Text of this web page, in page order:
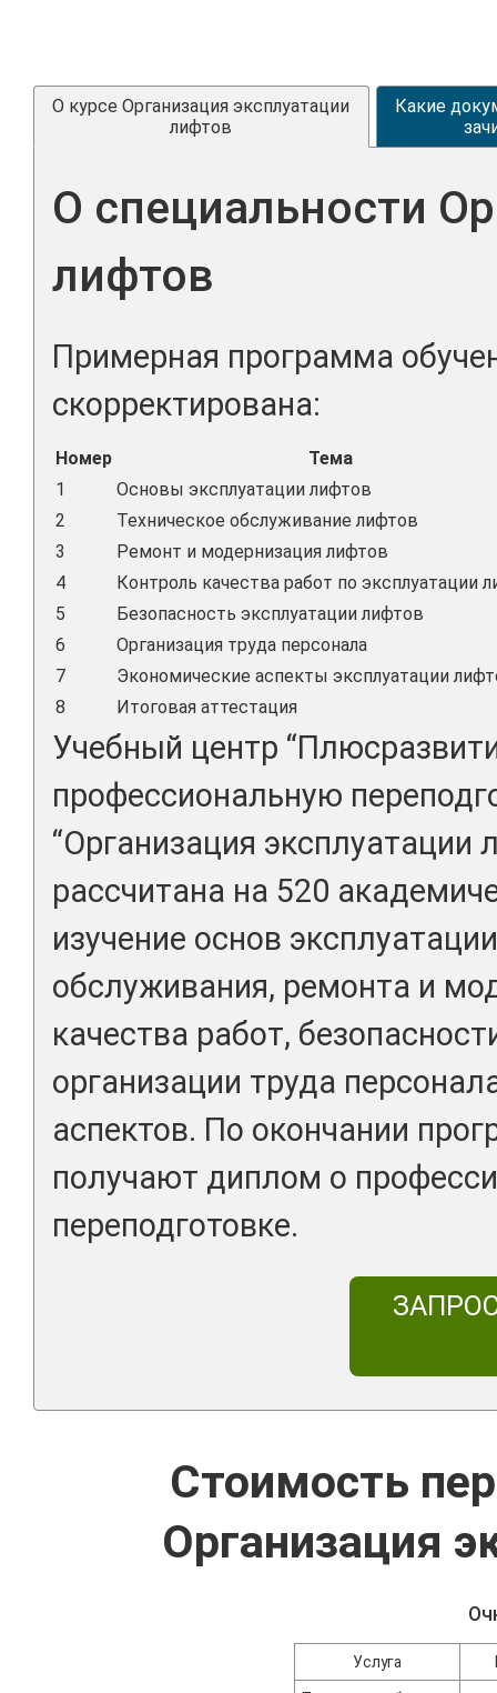
О курсе Организация эксплуатации
лифтов
Какие
О специальности
лифтов
Примерная программа
скорректирована:
Номер
Тема
1
Основы эксплуатации лифтов
2
Техническое обслуживание лифтов
3
Ремонт и модернизация лифтов
4
Контроль качества работ по эксплуатации
5
Безопасность эксплуатации лифтов
6
Организация труда персонала
7
Экономические аспекты эксплуатации
8
Итоговая аттестация
Учебный центр
профессиональную
“Организация эксплуатации
рассчитана на 520
изучение основ
обслуживания, ремонта и
качества работ,
организации труда
аспектов. По окончании
получают диплом о
переподготовке.
Стоимость
Организация
Услуга